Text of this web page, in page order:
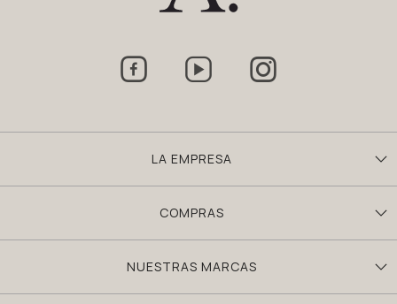
LA EMPRESA
COMPRAS
NUESTRAS MARCAS
  